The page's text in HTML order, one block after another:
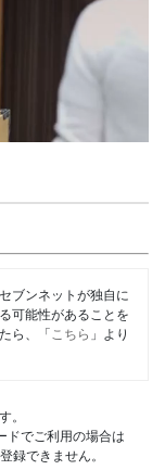
ブンネットが独自に
可能性があることを
ら、「 こちら 」より
。
ドでご利用の場合は
録できません。